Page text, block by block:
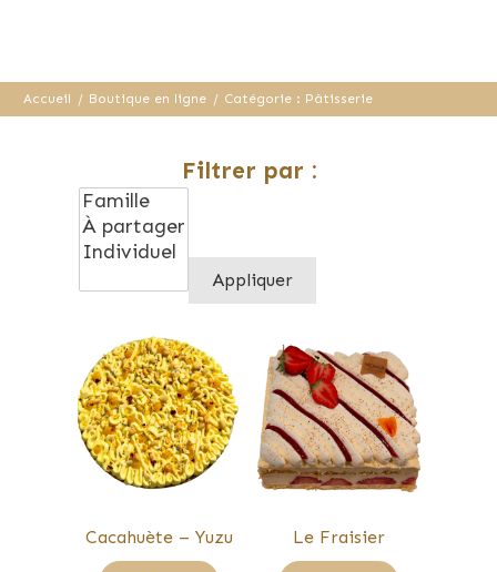
Accueil / Boutique en ligne / Catégorie : Pâtisserie
Filtrer par :
Appliquer
Cacahuète – Yuzu Le Fraisier